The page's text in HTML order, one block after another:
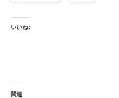
いいね:
関連